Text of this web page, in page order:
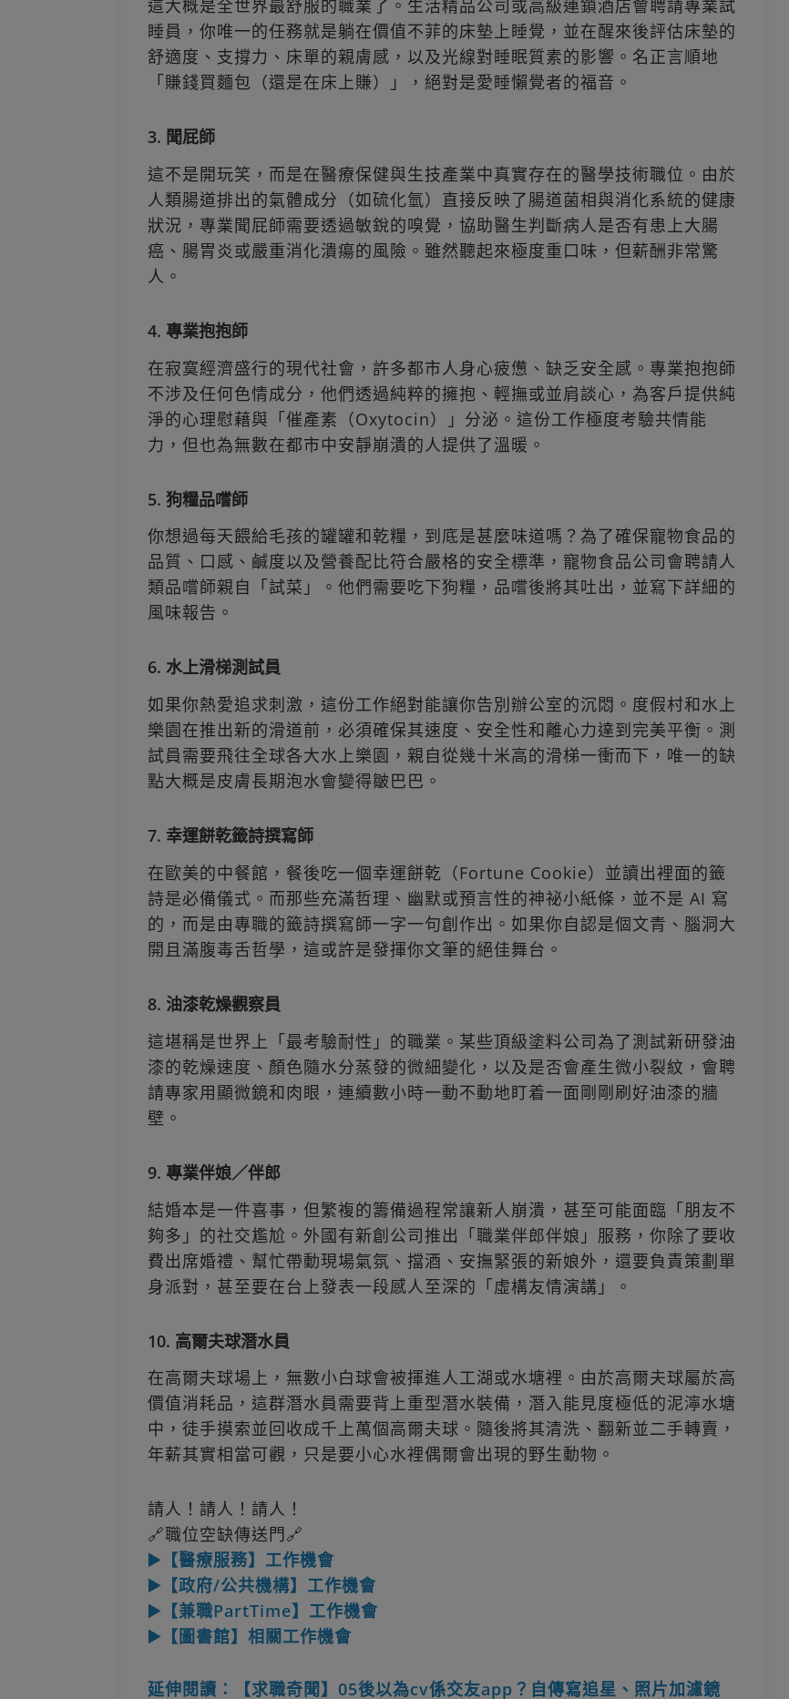
這大概是全世界最舒服的職業了。生活精品公司或高級連鎖酒店會聘請專業試
睡員，你唯一的任務就是躺在價值不菲的床墊上睡覺，並在醒來後評估床墊的
舒適度、支撐力、床單的親膚感，以及光線對睡眠質素的影響。名正言順地
「賺錢買麵包（還是在床上賺）」，絕對是愛睡懶覺者的福音。
3. 聞屁師
這不是開玩笑，而是在醫療保健與生技產業中真實存在的醫學技術職位。由於
人類腸道排出的氣體成分（如硫化氫）直接反映了腸道菌相與消化系統的健康
狀況，專業聞屁師需要透過敏銳的嗅覺，協助醫生判斷病人是否有患上大腸
癌、腸胃炎或嚴重消化潰瘍的風險。雖然聽起來極度重口味，但薪酬非常驚
人。
4. 專業抱抱師
在寂寞經濟盛行的現代社會，許多都市人身心疲憊、缺乏安全感。專業抱抱師
不涉及任何色情成分，他們透過純粹的擁抱、輕撫或並肩談心，為客戶提供純
淨的心理慰藉與「催產素（Oxytocin）」分泌。這份工作極度考驗共情能
力，但也為無數在都市中安靜崩潰的人提供了溫暖。
5. 狗糧品嚐師
你想過每天餵給毛孩的罐罐和乾糧，到底是甚麼味道嗎？為了確保寵物食品的
品質、口感、鹹度以及營養配比符合嚴格的安全標準，寵物食品公司會聘請人
類品嚐師親自「試菜」。他們需要吃下狗糧，品嚐後將其吐出，並寫下詳細的
風味報告。
6. 水上滑梯測試員
如果你熱愛追求刺激，這份工作絕對能讓你告別辦公室的沉悶。度假村和水上
樂園在推出新的滑道前，必須確保其速度、安全性和離心力達到完美平衡。測
試員需要飛往全球各大水上樂園，親自從幾十米高的滑梯一衝而下，唯一的缺
點大概是皮膚長期泡水會變得皺巴巴。
7. 幸運餅乾籤詩撰寫師
在歐美的中餐館，餐後吃一個幸運餅乾（Fortune Cookie）並讀出裡面的籤
詩是必備儀式。而那些充滿哲理、幽默或預言性的神祕小紙條，並不是 AI 寫
的，而是由專職的籤詩撰寫師一字一句創作出。如果你自認是個文青、腦洞大
開且滿腹毒舌哲學，這或許是發揮你文筆的絕佳舞台。
8. 油漆乾燥觀察員
這堪稱是世界上「最考驗耐性」的職業。某些頂級塗料公司為了測試新研發油
漆的乾燥速度、顏色隨水分蒸發的微細變化，以及是否會產生微小裂紋，會聘
請專家用顯微鏡和肉眼，連續數小時一動不動地盯着一面剛剛刷好油漆的牆
壁。
9. 專業伴娘／伴郎
結婚本是一件喜事，但繁複的籌備過程常讓新人崩潰，甚至可能面臨「朋友不
夠多」的社交尷尬。外國有新創公司推出「職業伴郎伴娘」服務，你除了要收
費出席婚禮、幫忙帶動現場氣氛、擋酒、安撫緊張的新娘外，還要負責策劃單
身派對，甚至要在台上發表一段感人至深的「虛構友情演講」。
10. 高爾夫球潛水員
在高爾夫球場上，無數小白球會被揮進人工湖或水塘裡。由於高爾夫球屬於高
價值消耗品，這群潛水員需要背上重型潛水裝備，潛入能見度極低的泥濘水塘
中，徒手摸索並回收成千上萬個高爾夫球。隨後將其清洗、翻新並二手轉賣，
年薪其實相當可觀，只是要小心水裡偶爾會出現的野生動物。
請人！請人！請人！
🔗職位空缺傳送門🔗
▶️【醫療服務】工作機會
▶️【政府/公共機構】工作機會
▶️【兼職PartTime】工作機會
▶️【圖書館】相關工作機會
延伸閱讀：【求職奇聞】05後以為cv係交友app？自傳寫追星、照片加濾鏡